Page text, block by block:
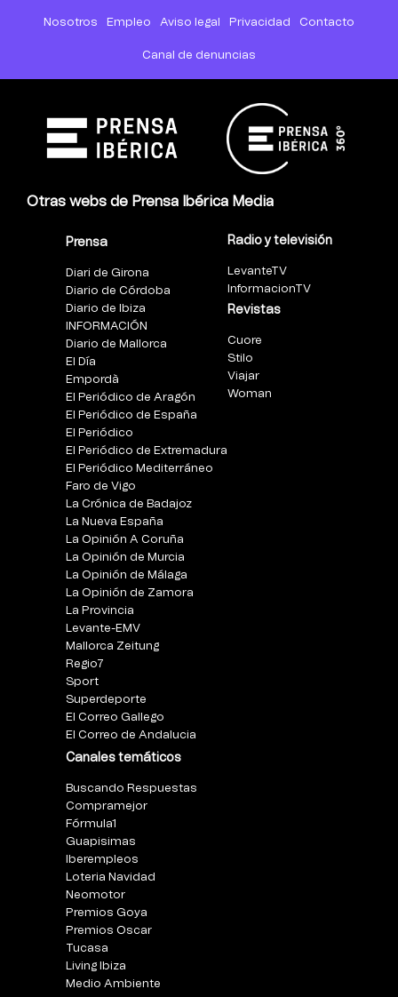
Nosotros Empleo Aviso legal Privacidad Contacto
Canal de denuncias
Otras webs de Prensa Ibérica Media
Prensa
Diari de Girona
Diario de Córdoba
Diario de Ibiza
INFORMACIÓN
Diario de Mallorca
El Día
Empordà
El Periódico de Aragón
El Periódico de España
El Periódico
El Periódico de Extremadura
El Periódico Mediterráneo
Faro de Vigo
La Crónica de Badajoz
La Nueva España
La Opinión A Coruña
La Opinión de Murcia
La Opinión de Málaga
La Opinión de Zamora
La Provincia
Levante-EMV
Mallorca Zeitung
Regio7
Sport
Superdeporte
El Correo Gallego
El Correo de Andalucia
Canales temáticos
Buscando Respuestas
Compramejor
Fórmula1
Guapisimas
Iberempleos
Loteria Navidad
Neomotor
Premios Goya
Premios Oscar
Tucasa
Living Ibiza
Medio Ambiente
Radio y televisión
LevanteTV
InformacionTV
Revistas
Cuore
Stilo
Viajar
Woman